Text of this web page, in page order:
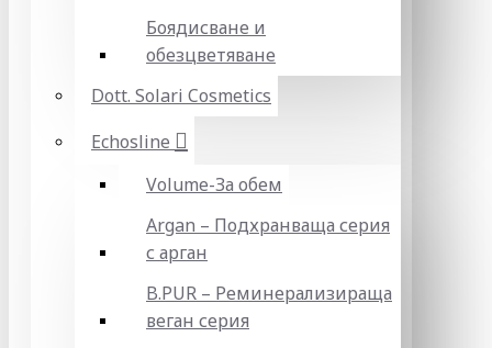
Боядисване и
обезцветяване
Dott. Solari Cosmetics
Echosline
Volume-За обем
Argan – Подхранваща серия
с арган
B.PUR – Реминерализираща
веган серия